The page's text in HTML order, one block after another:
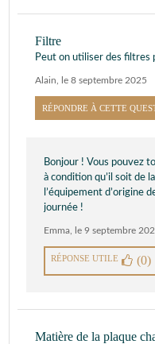
Filtre
Peut on utiliser des filtres
Alain le 8 septembre 2025
RÉPONDRE À CETTE
Bonjour ! Vous pouvez
à condition qu’il soit de
l’équipement d’origine
journée !
Emma le 9 septembre
RÉPONSE UTILE (0)
Matière de la plaque